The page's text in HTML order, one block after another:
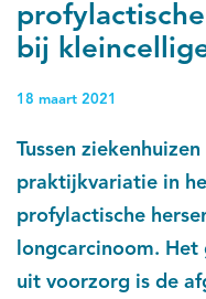
bij
18 maart 2021
Tussen
praktijkvariatie in
profylactische
longcarcinoom.
uit voorzorg is de